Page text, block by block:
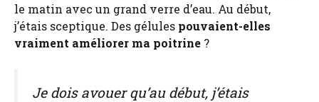
le matin avec un grand verre d’eau. Au début,
j’étais sceptique. Des gélules pouvaient-elles
vraiment améliorer ma poitrine ?
Je dois avouer qu’au début, j’étais